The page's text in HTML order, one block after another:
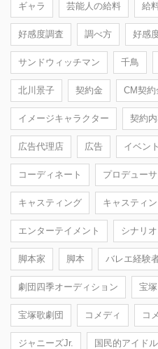
ギャラ 芸能人の給料 給
好感度調査 調べ方 好感
サンドウィッチマン 千鳥
北川景子 契約金 CM契約
イメージキャラクター 契約
広告代理店 広告 イベント
コーディネート プロデュー
キャスティング キャスティ
エンターテイメント シナリ
脚本家 脚本 バレエ経験
劇団四季オーディション 宝塚
宝塚歌劇団 コメディ コ
ジャニーズJr. 国民的アイドル